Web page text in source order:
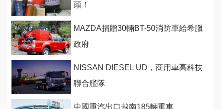
頭！
MAZDA捐贈30輛BT-50消防車給希臘
政府
NISSAN DIESEL UD，商用車高科技
聯合艦隊
中國重汽出口越南185輛重車